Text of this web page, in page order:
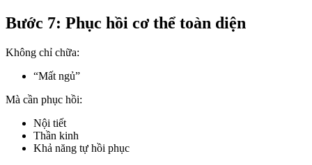
Bước 7: Phục hồi cơ thể toàn diện
Không chỉ chữa:
“Mất ngủ”
Mà cần phục hồi:
Nội tiết
Thần kinh
Khả năng tự hồi phục